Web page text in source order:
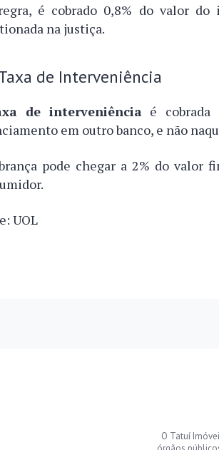
é cobrado 0,8% do valor
na justiça.
de Interveniência
de interveniência é cobrada
em outro banco, e não
pode chegar a 2% do valor
UOL
O Tatuí